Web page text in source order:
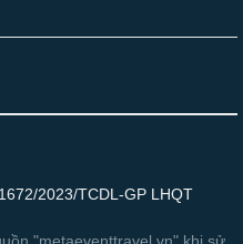
2023/TCDL-GP LHQT
"metaeventtravel.vn" khi sử